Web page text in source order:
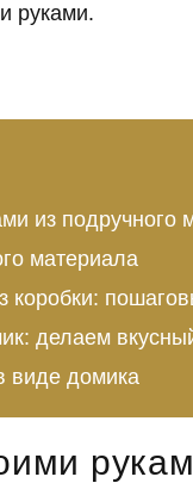
руками.
из подручного
материала
коробки:
делаем
виде домика